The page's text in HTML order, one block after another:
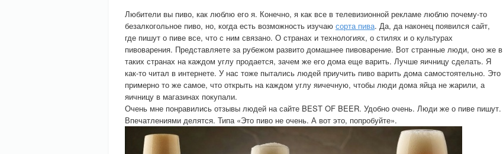
Любители вы пиво, как люблю его я. Конечно, я как все в телевизионной рекламе люблю почему-то
безалкогольное пиво, но, когда есть возможность изучаю сорта пива. Да, да наконец появился сайт,
где пишут о пиве все, что с ним связано. О странах и технологиях, о стилях и о культурах
пивоварения. Представляете за рубежом развито домашнее пивоварение. Вот странные люди, оно же в
таких странах на каждом углу продается, зачем же его дома еще варить. Лучше яичницу сделать. Я
как-то читал в интернете. У нас тоже пытались людей приучить пиво варить дома самостоятельно. Это
примерно то же самое, что открыть на каждом углу яичечную, чтобы люди дома яйца не жарили, а
яичницу в магазинах покупали.
Очень мне понравились отзывы людей на сайте BEST OF BEER. Удобно очень. Люди же о пиве пишут.
Впечатлениями делятся. Типа «Это пиво не очень. А вот это, попробуйте».